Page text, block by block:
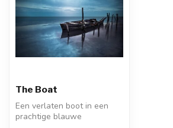
The Boat
Een verlaten boot in een
prachtige blauwe